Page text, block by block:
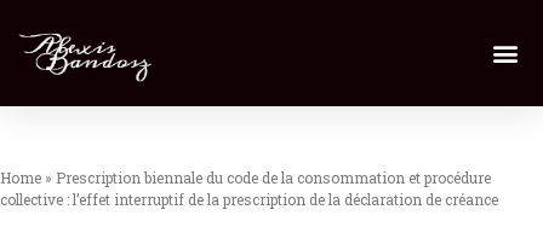
Home » Prescription biennale du code de la consommation et procédure
collective : l’effet interruptif de la prescription de la déclaration de créance